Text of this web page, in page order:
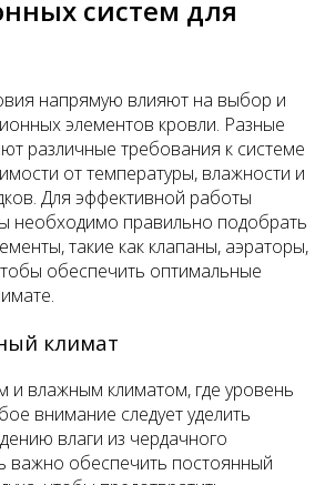
систем для
напрямую влияют на выбор и
элементов кровли. Разные
различные требования к системе
от температуры, влажности и
Для эффективной работы
необходимо правильно подобрать
такие как клапаны, аэраторы,
обеспечить оптимальные
климат
и влажным климатом, где уровень
внимание следует уделить
влаги из чердачного
важно обеспечить постоянный